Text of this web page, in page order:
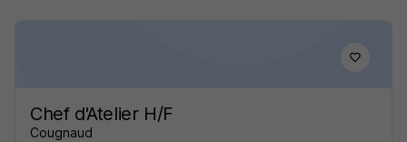
Chef d'Atelier H/F
Cougnaud